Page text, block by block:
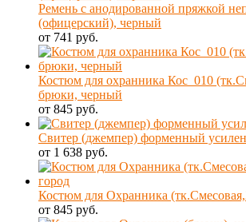
Ремень с анодированной пряжкой
(офицерский), черный
от 741 руб.
Костюм для охранника Кос_010
брюки, черный
от 845 руб.
Свитер (джемпер) форменный
от 1 638 руб.
Костюм для Охранника
от 845 руб.